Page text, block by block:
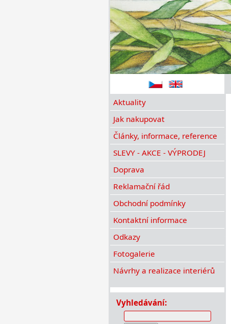
Aktuality
Jak nakupovat
Články, informace, reference
SLEVY - AKCE - VÝPRODEJ
Doprava
Reklamační řád
Obchodní podmínky
Kontaktní informace
Odkazy
Fotogalerie
Návrhy a realizace interiérů
Vyhledávání: